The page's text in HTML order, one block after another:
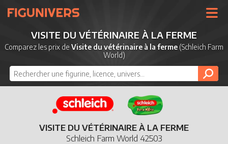
UNIVERS
LICENCES
MARQUES
NOUVEAUTÉS
DERNIERS AJOUTS
VISITE DU VÉTÉRINAIRE À LA FERME
Comparez les prix de Visite du vétérinaire à la ferme (Schleich Farm
World)
VISITE DU VÉTÉRINAIRE À LA FERME
Schleich Farm World 42503